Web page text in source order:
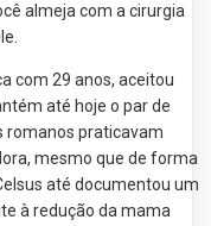
almeja com a cirurgia
com 29 anos, aceitou
até hoje o par de
romanos praticavam
mesmo que de forma
até documentou um
à redução da mama